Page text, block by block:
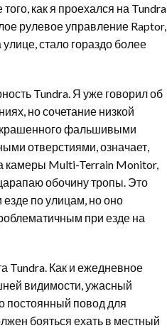
как я проехался на Tundra
рулевое управление Raptor,
стало гораздо более
Tundra. Я уже говорил об
но сочетание низкой
фальшивыми
отверстиями, означает,
камеры Multi-Terrain Monitor,
обочину тропы. Это
по улицам, но оно
при езде на
Tundra. Как и ежедневное
видимости, ужасный
постоянный повод для
бояться ехать в местный